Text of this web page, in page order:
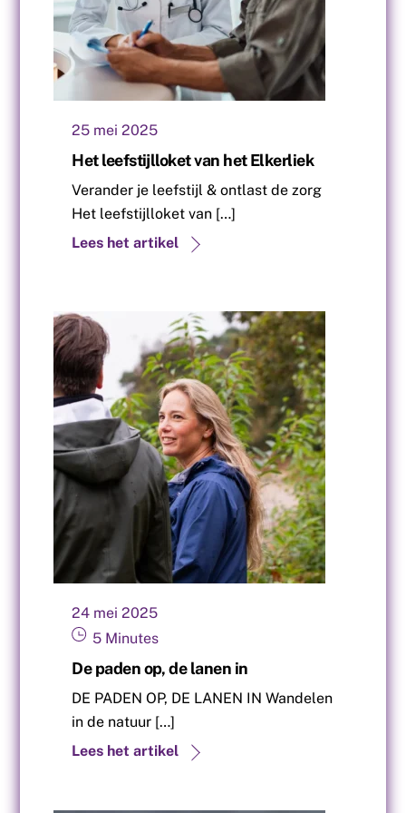
25 mei 2025
Het leefstijlloket van het Elkerliek
Verander je leefstijl & ontlast de zorg
Het leefstijlloket van […]
Lees het artikel
24 mei 2025
5 Minutes
De paden op, de lanen in
DE PADEN OP, DE LANEN IN Wandelen
in de natuur […]
Lees het artikel